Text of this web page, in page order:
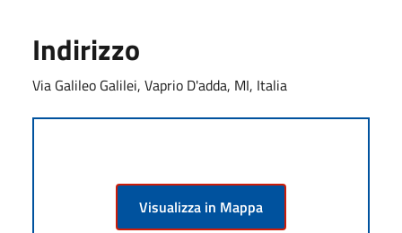
Indirizzo
Via Galileo Galilei, Vaprio D'adda, MI, Italia
Visualizza in Mappa